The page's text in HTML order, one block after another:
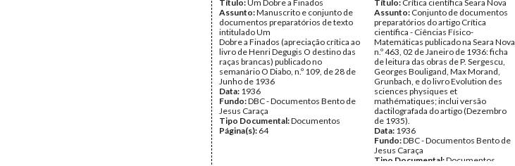
Título:Um Dobre a Finados
Assunto:Manuscrito e conjunto de
documentos preparatórios de texto
intitulado Um
Dobre a Finados (apreciação crítica ao
livro de Henri Degugis O destino das
raças brancas) publicado no
semanário O Diabo, n.º 109, de 28 de
Junho de 1936
Data: 1936
Fundo:DBC - Documentos Bento de
Jesus Caraça
Tipo Documental:Documentos
Página(s): 64
Título: Crítica científica Seara Nova
Assunto: Conjunto de documentos
preparatórios do artigo Crítica
científica - Ciências Físico-
Matemáticas publicado na Seara Nova
n.º 463, 02 de Janeiro de 1936: ficha
de leitura das obras de P. Sergescu,
Georges Bouligand, Max Morand,
Grunbach, e do livro Evolution des
sciences physiques et
mathématiques; inclui versão
dactilografada do artigo (Dezembro
de 1935).
Data: 1936
Fundo:DBC - Documentos Bento de
Jesus Caraça
Tipo Documental:Documentos